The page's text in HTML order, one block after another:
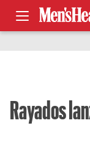
Rayados